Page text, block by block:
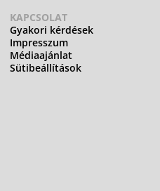
KAPCSOLAT
Gyakori kérdések
Impresszum
Médiaajánlat
Sütibeállítások